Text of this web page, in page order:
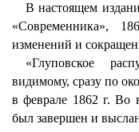
В настоящем
«Современника»,
изменений и
«Глуповское
видимому, сразу по
в феврале 1862 г. Во
был завершен и